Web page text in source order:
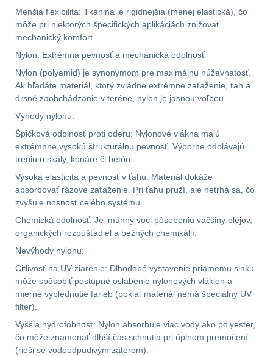
Náradie a nástroje k
zbraniam33
AR1519
AK479
.227
.223 (5.56mm)8
.243 .260 (6.5mm)7
.270 .280 (7mm)7
.30 .308 (7.62mm)
11
12GA, 20GA10
.40 .41
.44 .456
Menšia flexibilita: Tkanina je rigidnejšia (menej elastická), čo
môže pri niektorých špecifických aplikáciách znižovať
mechanický komfort.
Nylon: Extrémna pevnosť a mechanická odolnosť
Nylon (polyamid) je synonymom pre maximálnu húževnatosť.
Ak hľadáte materiál, ktorý zvládne extrémne zaťaženie, ťah a
drsné zaobchádzanie v teréne, nylon je jasnou voľbou.
Výhody nylonu:
Špičková odolnosť proti oderu: Nylonové vlákna majú
extrémnne vysokú štrukturálnu pevnosť. Výborne odolávajú
treniu o skaly, konáre či betón.
Vysoká elasticita a pevnosť v ťahu: Materiál dokáže
absorbovať rázové zaťaženie. Pri ťahu pruží, ale netrhá sa, čo
zvyšuje nosnosť celého systému.
Chemická odolnosť: Je imúnny voči pôsobeniu väčšiny olejov,
organických rozpúšťadiel a bežných chemikálií.
Nevýhody nylonu:
Citlivosť na UV žiarenie: Dlhodobé vystavenie priamemu slnku
môže spôsobiť postupné oslabenie nylonových vlákien a
mierne vyblednutie farieb (pokiaľ materiál nemá špeciálny UV
filter).
Vyššia hydrofóbnosť: Nylon absorbuje viac vody ako polyester,
čo môže znamenať dlhší čas schnutia pri úplnom premočení
(rieši se vodoodpudivým záterom).